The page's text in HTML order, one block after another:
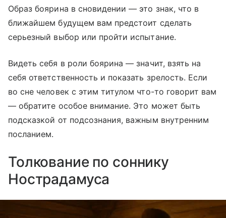
Образ боярина в сновидении — это знак, что в
ближайшем будущем вам предстоит сделать
серьезный выбор или пройти испытание.
Видеть себя в роли боярина — значит, взять на
себя ответственность и показать зрелость. Если
во сне человек с этим титулом что-то говорит вам
— обратите особое внимание. Это может быть
подсказкой от подсознания, важным внутренним
посланием.
Толкование по соннику
Нострадамуса